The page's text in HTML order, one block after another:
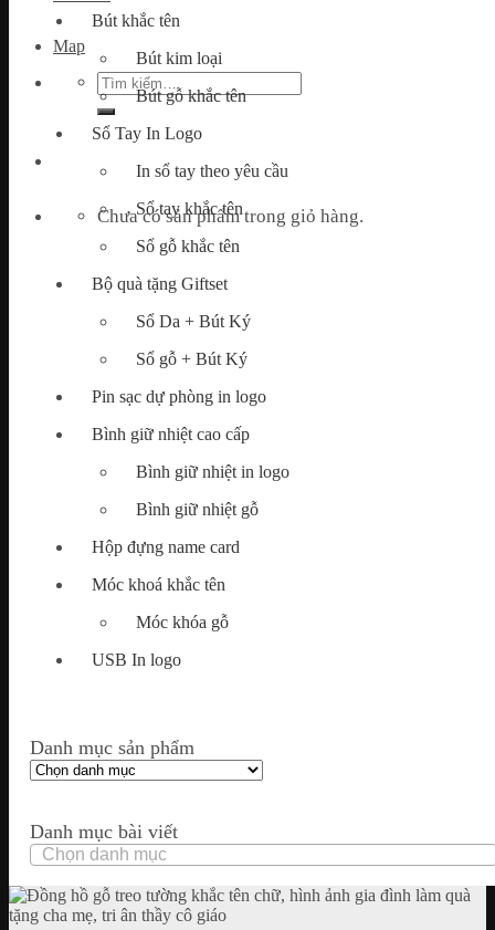
Map
Tìm
kiếm:
Chưa có sản phẩm trong giỏ hàng.
Bút khắc tên
Bút kim loại
Bút gỗ khắc tên
Sổ Tay In Logo
In sổ tay theo yêu cầu
Sổ tay khắc tên
Sổ gỗ khắc tên
Bộ quà tặng Giftset
Sổ Da + Bút Ký
Sổ gỗ + Bút Ký
Pin sạc dự phòng in logo
Bình giữ nhiệt cao cấp
Bình giữ nhiệt in logo
Bình giữ nhiệt gỗ
Hộp đựng name card
Móc khoá khắc tên
Móc khóa gỗ
USB In logo
Danh mục sản phẩm
Danh mục bài viết
Danh
mục
bài
viết